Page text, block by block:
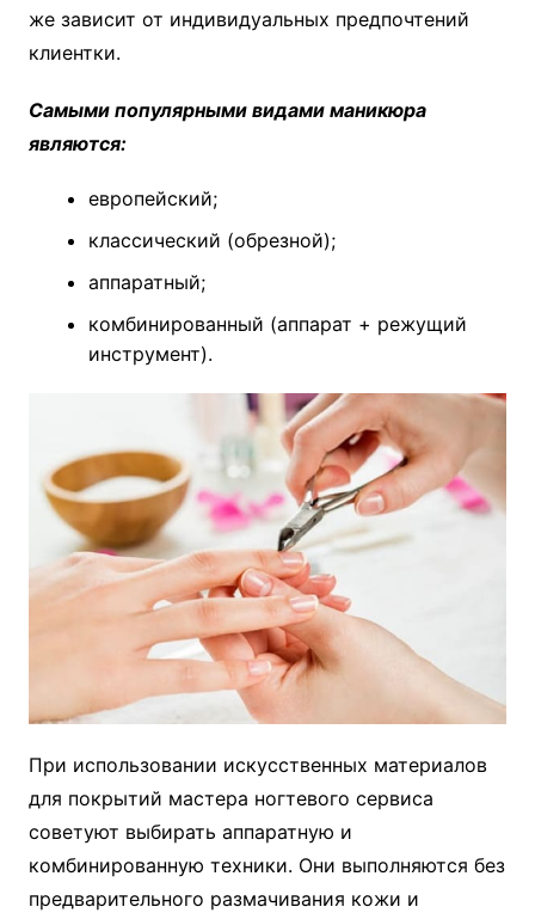
же зависит от индивидуальных предпочтений
клиентки.
Самыми популярными видами маникюра
являются:
европейский;
классический (обрезной);
аппаратный;
комбинированный (аппарат + режущий
инструмент).
При использовании искусственных материалов
для покрытий мастера ногтевого сервиса
советуют выбирать аппаратную и
комбинированную техники. Они выполняются без
предварительного размачивания кожи и